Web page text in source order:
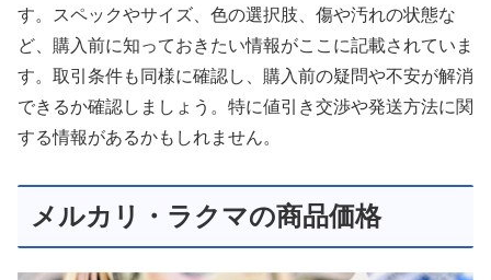
す。スペックやサイズ、色の選択肢、傷や汚れの状態な
ど、購入前に知っておきたい情報がここに記載されていま
す。取引条件も同様に確認し、購入前の疑問や不安が解消
できるか確認しましょう。特に値引き交渉や発送方法に関
する情報があるかもしれません。
メルカリ・ラクマの商品価格